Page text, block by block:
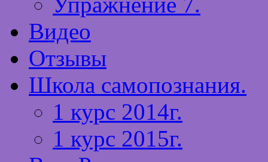
Видео
Отзывы
Школа самопознания.
1 курс 2014г.
1 курс 2015г.